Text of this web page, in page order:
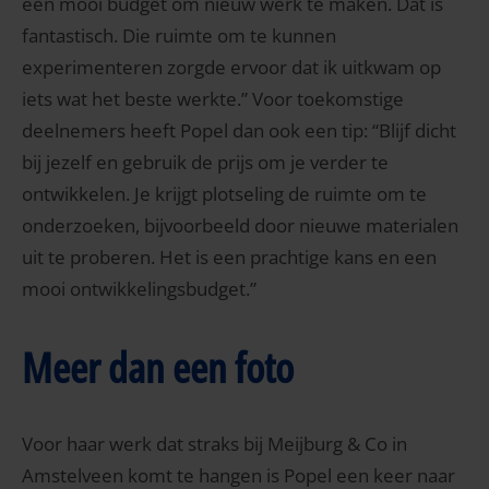
fantastisch. Die ruimte om te kunnen
experimenteren zorgde ervoor dat ik uitkwam op
iets wat het beste werkte.” Voor toekomstige
deelnemers heeft Popel dan ook een tip: “Blijf dicht
bij jezelf en gebruik de prijs om je verder te
ontwikkelen. Je krijgt plotseling de ruimte om te
onderzoeken, bijvoorbeeld door nieuwe materialen
uit te proberen. Het is een prachtige kans en een
mooi ontwikkelingsbudget.”
Meer dan een foto
Voor haar werk dat straks bij Meijburg & Co in
Amstelveen komt te hangen is Popel een keer naar